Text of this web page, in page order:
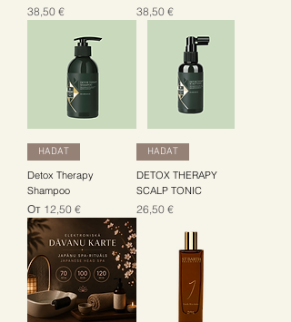
Цена
38,50 € Цена
38,50 €
HADAT
Detox Therapy
Shampoo
От 12,50 €
Цена со скидкой
HADAT
DETOX THERAPY
SCALP TONIC
Цена
26,50 €